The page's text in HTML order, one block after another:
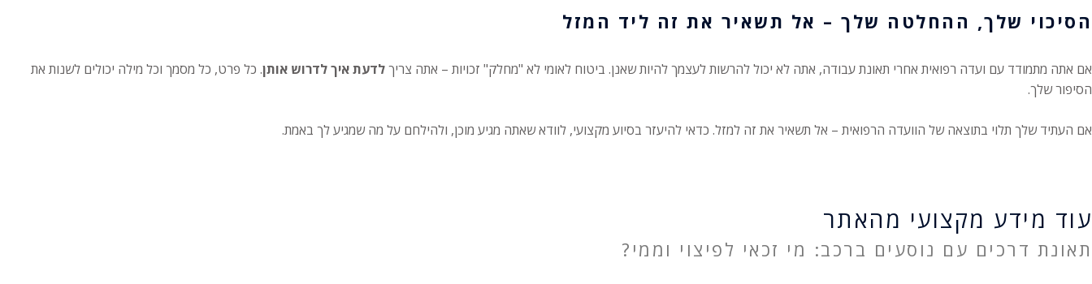
הסיכוי שלך, ההחלטה שלך – אל תשאיר את זה ליד המזל
אם אתה מתמודד עם ועדה רפואית אחרי תאונת עבודה, אתה לא יכול להרשות לעצמך להיות שאנן. ביטוח לאומי לא "מחלק" זכויות – אתה צריךלדעת איך לדרוש אותן. כל פרט, כל מסמך וכל מילה יכולים לשנות את
הסיפור שלך.
אם העתיד שלך תלוי בתוצאה של הוועדה הרפואית – אל תשאיר את זה למזל. כדאי להיעזר בסיוע מקצועי, לוודא שאתה מגיע מוכן, ולהילחם על מה שמגיע לך באמת.
עוד מידע מקצועי מהאתר
תאונת דרכים עם נוסעים ברכב: מי זכאי לפיצוי וממי?